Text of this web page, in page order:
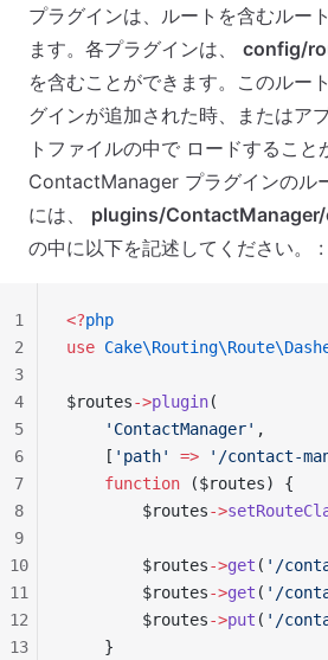
プラグインは、ルートを含むルー
ます。各プラグインは、 config/
を含むことができます。このルー
グインが追加された時、またはア
トファイルの中で ロードすること
ContactManager プラグインのル
には、 plugins/
の中に以下を記述してください。 :
<?php
use
$routes->plugin(
    'ContactManager'
,
    [
'path' => '/contact-
    function
($routes) {
        $routes
->
        $routes
->get ( '/
        $routes
->get ( '/
        $routes
->put ( '/
    }
1
2
3
4
5
6
7
8
9
10
11
12
13